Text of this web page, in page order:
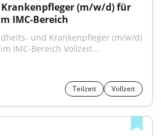
(m/w/d) für
IMC-Bereich
und Krankenpfleger (m/w/d)
IMC-Bereich Vollzeit...
Teilzeit Vollzeit